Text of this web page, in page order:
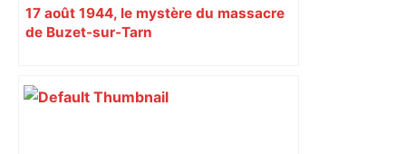
17 août 1944, le mystère du massacre
de Buzet-sur-Tarn